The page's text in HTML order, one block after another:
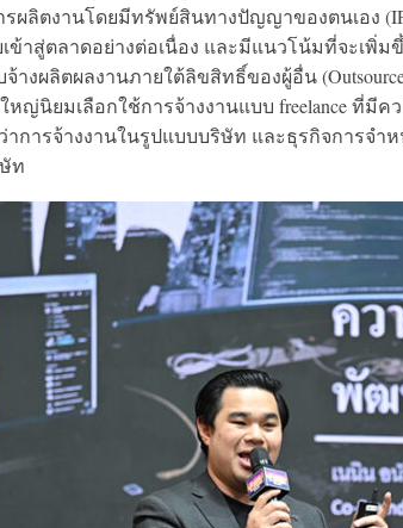
ผลิตงานโดยมีทรัพย์สินทางปัญญาของตนเอง
ข้าสู่ตลาดอย่างต่อเนื่อง และมีแนวโน้มที่จะเพิ่
างผลิตผลงานภายใต้ลิขสิทธิ์ของผู้อื่น
หญ่นิยมเลือกใช้การจ้างงานแบบ freelance ที่มี
การจ้างงานในรูปแบบบริษัท และธุรกิจการจำห
ท